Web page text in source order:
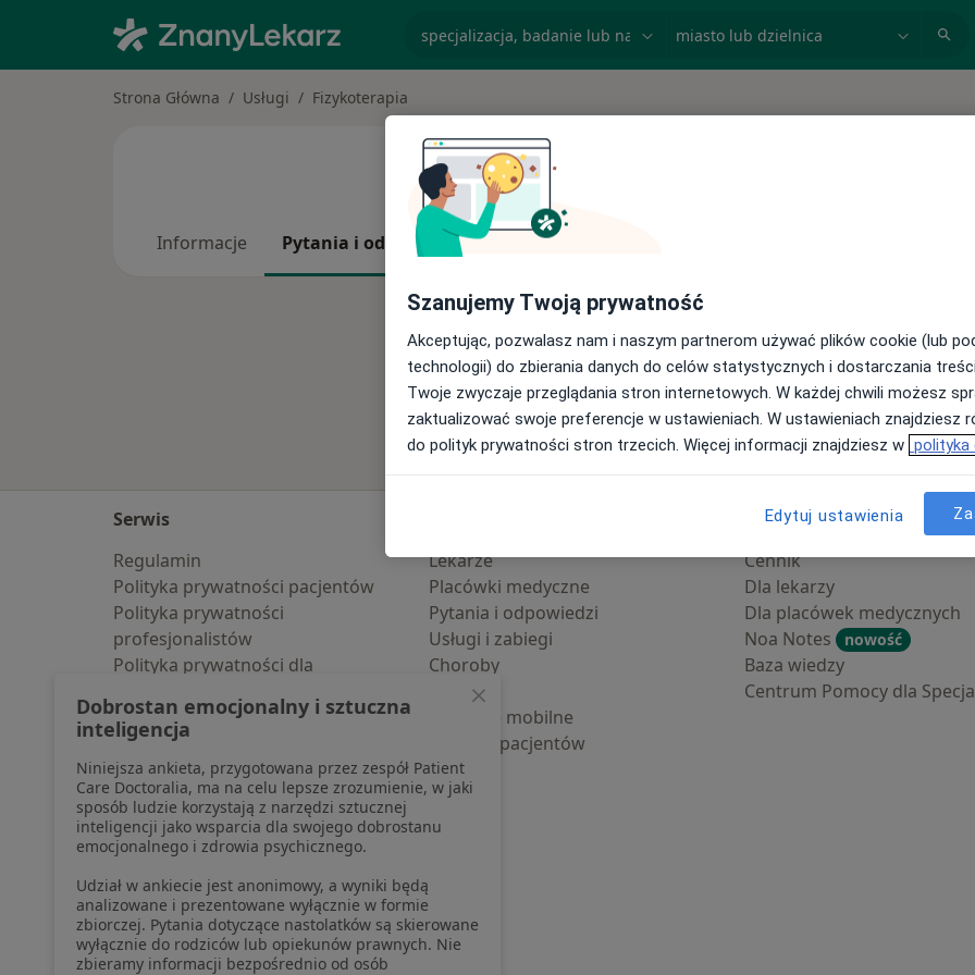
Strona Główna Usługi Fizykoterapia
Informacje Pytania i odpowiedzi
Serwis
Regulamin
Polityka prywatności pacjentów
Polityka prywatności
profesjonalistów
Polityka prywatności dla
pozyskaliśmy samodzielnie
Polityka cookies
Jak działają wyniki wyszukiwania
Dostępność
O nas
Praca Rekrutujemy!
Partnerzy
Centrum prasowe
Kontakt
Lekarze
Placówki medyczne
Pytania i odpowiedzi
Usługi i zabiegi
Choroby
Pomoc
Aplikacje mobilne
Blog dla pacjentów
Dla profesjonalistów
Cennik
Dla lekarzy
Dla placówek medycznych
Noa Notes
nowość
Baza wiedzy
Centrum Pomocy dla
Szanujemy Twoją prywatność
Akceptując, pozwalasz nam i naszym partnerom używać plików cookie (lub
technologii) do zbierania danych do celów statystycznych i dostarczania
Twoje zwyczaje przeglądania stron internetowych. W każdej chwili możesz
zaktualizować swoje preferencje w ustawieniach. W ustawieniach znajdziesz
do polityk prywatności stron trzecich. Więcej informacji znajdziesz w polityka
Edytuj ustawienia
Dobrostan emocjonalny i sztuczna
inteligencja
Niniejsza ankieta, przygotowana przez zespół Patient
Care Doctoralia, ma na celu lepsze zrozumienie, w jaki
sposób ludzie korzystają z narzędzi sztucznej
inteligencji jako wsparcia dla swojego dobrostanu
emocjonalnego i zdrowia psychicznego.
Udział w ankiecie jest anonimowy, a wyniki będą
analizowane i prezentowane wyłącznie w formie
zbiorczej. Pytania dotyczące nastolatków są skierowane
wyłącznie do rodziców lub opiekunów prawnych. Nie
zbieramy informacji bezpośrednio od osób